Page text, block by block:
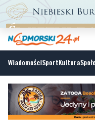
WiadomościSportKultura